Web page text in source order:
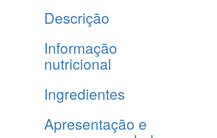
Descrição
Informação
nutricional
Ingredientes
Apresentação e